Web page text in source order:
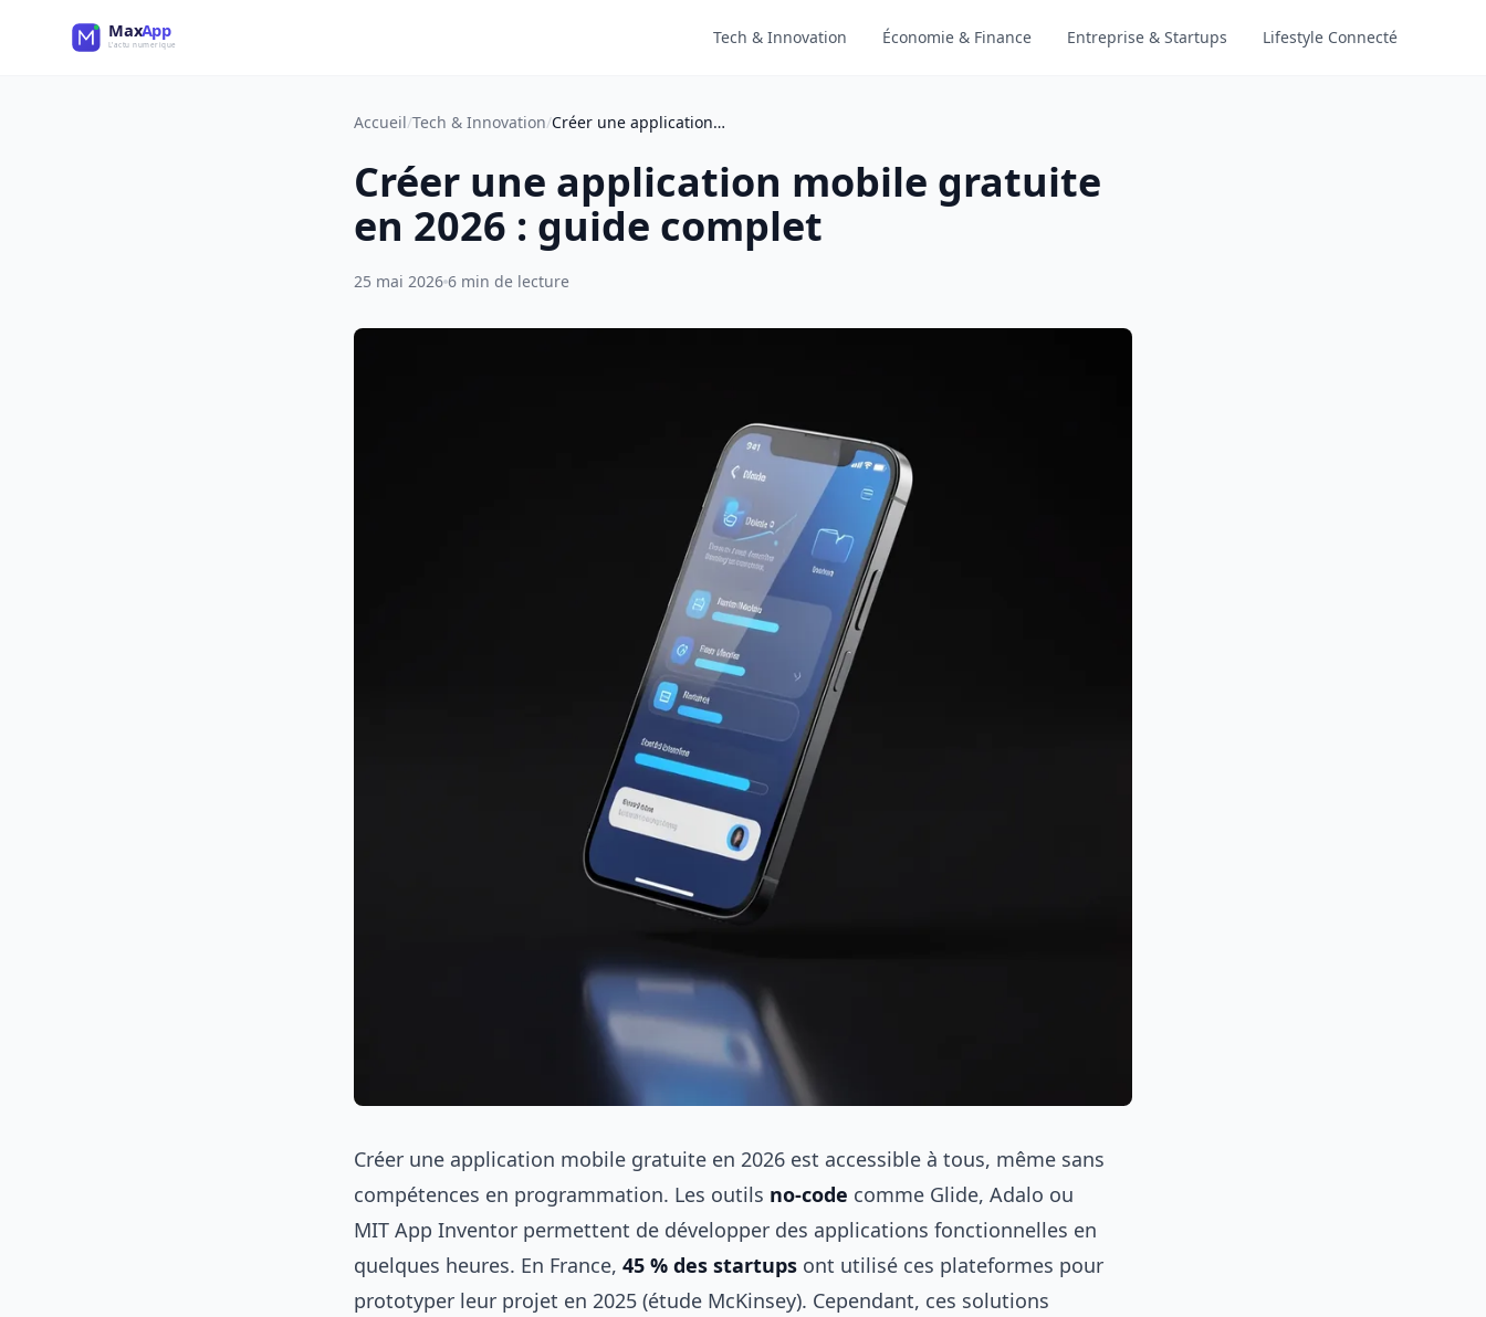
Tech & Innovation Économie & Finance Entreprise & Startups Lifestyle Connecté
Accueil/Tech & Innovation/ Créer une application mobile gratuite en 2026 : guide complet
Créer une application mobile gratuite
en 2026 : guide complet
25 mai 2026 6 min de lecture
Créer une application mobile gratuite en 2026 est accessible à tous, même sans
compétences en programmation. Les outils no-code comme Glide, Adalo ou
MIT App Inventor permettent de développer des applications fonctionnelles en
quelques heures. En France, 45 % des startups ont utilisé ces plateformes pour
prototyper leur projet en 2025 (étude McKinsey). Cependant, ces solutions